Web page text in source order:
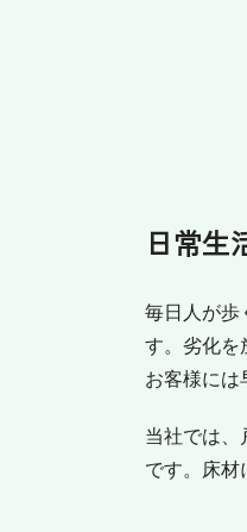
日常生
毎日人が歩
す。劣化を
お客様には
当社では、
です。床材